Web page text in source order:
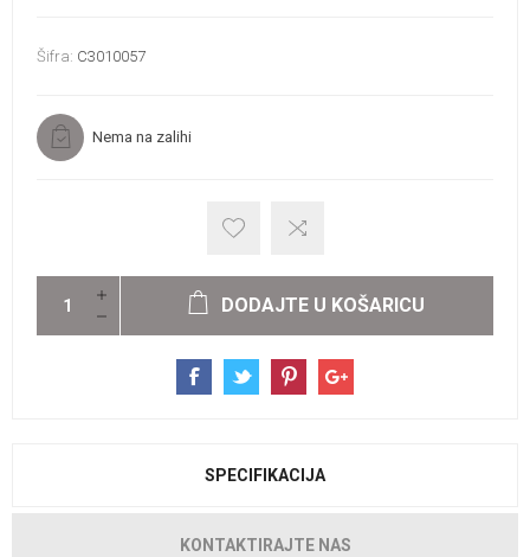
Šifra: C3010057
Nema na zalihi
DODAJTE U KOŠARICU
SPECIFIKACIJA
KONTAKTIRAJTE NAS